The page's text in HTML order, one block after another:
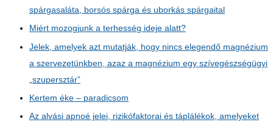
spárgasaláta, borsós spárga és uborkás spárgaital
Miért mozogjunk a terhesség ideje alatt?
Jelek, amelyek azt mutatják, hogy nincs elegendő magnézium
a szervezetünkben, azaz a magnézium egy szívegészségügyi
„szupersztár”
Kertem éke – paradicsom
Az alvási apnoé jelei, rizikófaktorai és táplálékok, amelyeket